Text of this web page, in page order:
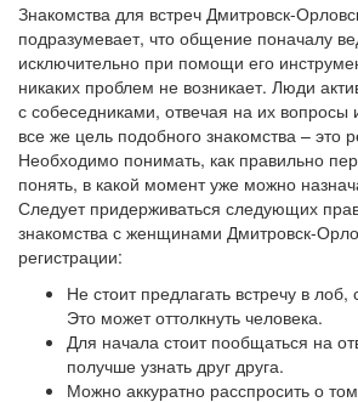
Знакомства для встреч Дмитровск-
подразумевает, что общение поначалу
исключительно при помощи его
никаких проблем не возникает. Люди
с собеседниками, отвечая на их вопросы
все же цель подобного знакомства – это
Необходимо понимать, как правильно
понять, в какой момент уже можно
Следует придерживаться следующих
знакомства с женщинами Дмитровск-
регистрации:
Не стоит предлагать встречу в
Это может оттолкнуть человека.
Для начала стоит пообщаться на
получше узнать друг друга.
Можно аккуратно расспросить о